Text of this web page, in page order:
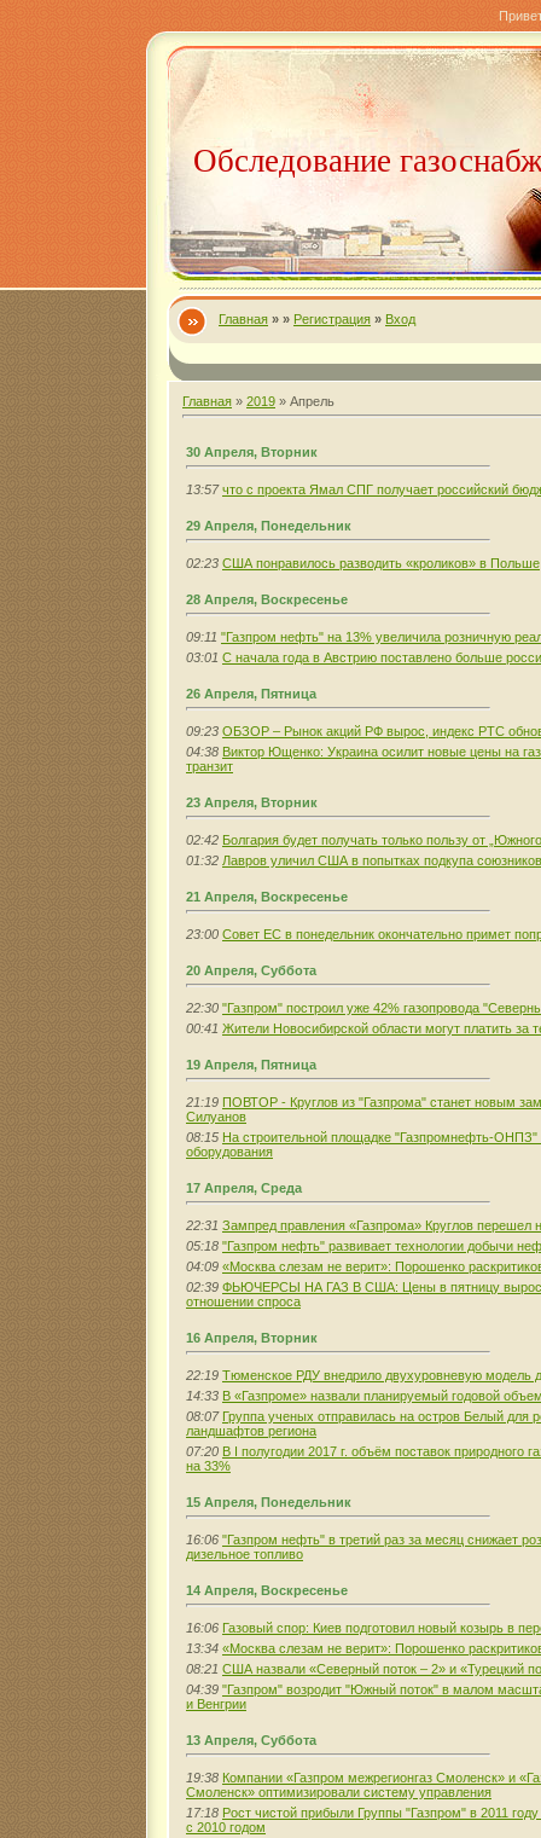
Обследование
Главная » » Регистрация » Вход
Главная » 2019 » Апрель
30 Апреля, Вторник
13:57 что с проекта Ямал СПГ получает российский
29 Апреля, Понедельник
02:23 США понравилось разводить «кроликов» в Польше
28 Апреля, Воскресенье
09:11 "Газпром нефть" на 13% увеличила розничную
03:01 С начала года в Австрию поставлено больше
26 Апреля, Пятница
09:23 ОБЗОР – Рынок акций РФ вырос, индекс РТС
04:38 Виктор Ющенко: Украина осилит новые цены на
транзит
23 Апреля, Вторник
02:42 Болгария будет получать только пользу от
01:32 Лавров уличил США в попытках подкупа
21 Апреля, Воскресенье
23:00 Совет ЕС в понедельник окончательно примет
20 Апреля, Суббота
22:30 "Газпром" построил уже 42% газопровода
00:41 Жители Новосибирской области могут платить за
19 Апреля, Пятница
21:19 ПОВТОР - Круглов из "Газпрома" станет новым
Силуанов
08:15 На строительной площадке "Газпромнефть-ОНПЗ"
оборудования
17 Апреля, Среда
22:31 Зампред правления «Газпрома» Круглов перешел
05:18 "Газпром нефть" развивает технологии добычи
04:09 «Москва слезам не верит»: Порошенко
02:39 ФЬЮЧЕРСЫ НА ГАЗ В США: Цены в пятницу
отношении спроса
16 Апреля, Вторник
22:19 Тюменское РДУ внедрило двухуровневую модель
14:33 В «Газпроме» назвали планируемый годовой
08:07 Группа ученых отправилась на остров Белый для
ландшафтов региона
07:20 В I полугодии 2017 г. объём поставок природного
на 33%
15 Апреля, Понедельник
16:06 "Газпром нефть" в третий раз за месяц снижает
дизельное топливо
14 Апреля, Воскресенье
16:06 Газовый спор: Киев подготовил новый козырь в
13:34 «Москва слезам не верит»: Порошенко
08:21 США назвали «Северный поток – 2» и «Турецкий
04:39 "Газпром" возродит "Южный поток" в малом
и Венгрии
13 Апреля, Суббота
19:38 Компании «Газпром межрегионгаз Смоленск» и
Смоленск» оптимизировали систему управления
17:18 Рост чистой прибыли Группы "Газпром" в 2011
с 2010 годом